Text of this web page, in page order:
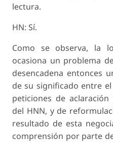
lectura.
HN: Sí.
Como se observa, la
ocasiona un problema
desencadena entonces
de su significado entre
peticiones de
del HNN, y de
resultado de esta
comprensión por parte